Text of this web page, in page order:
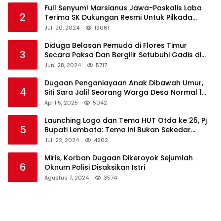
2
Full Senyum! Marsianus Jawa-Paskalis Laba
Terima SK Dukungan Resmi Untuk Pilkada
Lembata
Juli 20, 2024 19061
3
Diduga Belasan Pemuda di Flores Timur
Secara Paksa Dan Bergilir Setubuhi Gadis di
Bawah Umur
Juni 28, 2024 5717
4
Dugaan Penganiayaan Anak Dibawah Umur,
Siti Sara Jalil Seorang Warga Desa Normal 1
Melapor ke Polisi
April 5, 2025 5042
5
Launching Logo dan Tema HUT Otda ke 25, Pj
Bupati Lembata: Tema ini Bukan Sekedar
Refleksi Semalam
Juli 22, 2024 4202
6
Miris, Korban Dugaan Dikeroyok Sejumlah
Oknum Polisi Disaksikan Istri
Agustus 7, 2024 3574